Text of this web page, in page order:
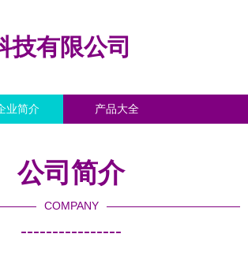
技有限公司
业简介 产品大全
公司简介
COMPANY
----------------